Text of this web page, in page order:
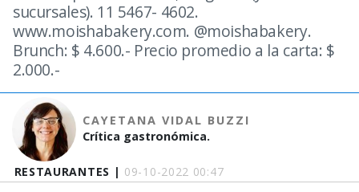
RESTAURANTES | 09-10-2022 00:47
sucursales). 11 5467- 4602.
www.moishabakery.com. @moishabakery.
Brunch: $ 4.600.- Precio promedio a la carta: $
2.000.-
CAYETANA VIDAL BUZZI
Crítica gastronómica.